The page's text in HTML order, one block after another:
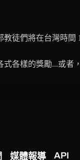
徒們將在台灣時
各樣的獎勵...或